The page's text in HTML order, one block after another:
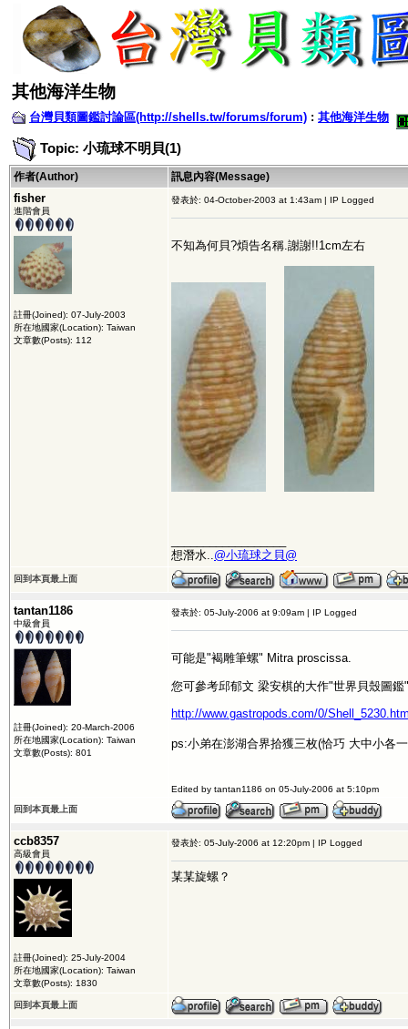
其他海洋生物
台灣貝類圖鑑討論區(http://shells.tw/forums/forum) : 其他海洋生物
Topic: 小琉球不明貝(1)
作者(Author) 訊息內容(Message)
fisher
進階會員
註冊(Joined): 07-July-2003
所在地國家(Location): Taiwan
文章數(Posts): 112
發表於: 04-October-2003 at 1:43am | IP Logged
不知為何貝?煩告名稱.謝謝!!1cm左右
想潛水..@小琉球之貝@
回到本頁最上面
tantan1186
中級會員
註冊(Joined): 20-March-2006
所在地國家(Location): Taiwan
文章數(Posts): 801
發表於: 05-July-2006 at 9:09am | IP Logged
可能是"褐雕筆螺" Mitra proscissa.
您可參考邱郁文 梁安棋的大作"世界貝殼圖
http://www.gastropods.com/0/
ps:小弟在澎湖合界拾獲三枚(恰巧 大中小各
Edited by tantan1186 on 05-July-2006 at 5:10pm
回到本頁最上面
ccb8357
高級會員
註冊(Joined): 25-July-2004
所在地國家(Location): Taiwan
文章數(Posts): 1830
發表於: 05-July-2006 at 12:20pm | IP Logged
某某旋螺？
回到本頁最上面